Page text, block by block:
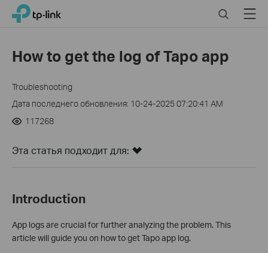
Click
navigation
TP-Link, Reliably Smart SearchMenu
How to get the log of Tapo app
Troubleshooting
Дата последнего обновления: 10-24-2025 07:20:41 AM
117268
Эта статья подходит для:
Introduction
App logs are crucial for further analyzing the problem. This
article will guide you on how to get Tapo app log.